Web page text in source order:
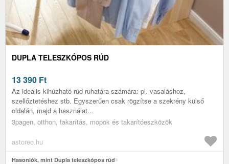
DUPLA TELESZKÓPOS RÚD
13 390 Ft
Az ideális kihúzható rúd ruhatára számára: pl. vasaláshoz,
szellőztetéshez stb. Egyszerűen csak rögzítse a szekrény külső
oldalán, majd a használat...
3pagen, otthon, takarítás, mopok és takarítóeszközök
astoreo.hu
Hasonlók, mint Dupla teleszkópos rúd